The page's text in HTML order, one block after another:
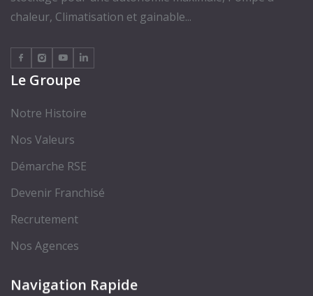
chaleur, Climatisation et gainable...
Le Groupe
Notre Histoire
Nos Valeurs
Démarche RSE
Devenir Franchisé
Recrutement
Nos Agences
Navigation Rapide